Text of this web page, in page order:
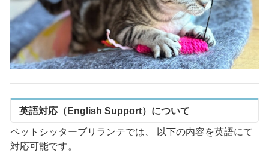
英語対応（English Support）について
ペットシッターブリランテでは、 以下の内容を英語にて
対応可能です。